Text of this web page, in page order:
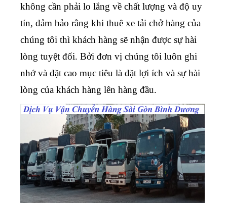
không cần phải lo lắng về chất lượng và độ uy
tín, đảm bảo rằng khi thuê xe tải chở hàng của
chúng tôi thì khách hàng sẽ nhận được sự hài
lòng tuyệt đối. Bởi đơn vị chúng tôi luôn ghi
nhớ và đặt cao mục tiêu là đặt lợi ích và sự hài
lòng của khách hàng lên hàng đầu.